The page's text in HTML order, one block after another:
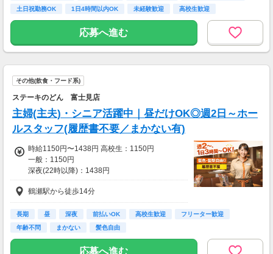
土日祝勤務OK
1日4時間以内OK 未経験歓迎 高校生歓迎
応募へ進む
その他(飲食・フード系)
ステーキのどん 富士見店
主婦(主夫)・シニア活躍中｜昼だけOK◎週2日～ホー
ルスタッフ(履歴書不要／まかない有)
時給1150円〜1438円 高校生：1150円
一般：1150円
深夜(22時以降)：1438円
土日祝日 +50円
＜研修期間：25h有＞
※研修中の一般時給1150円、
※研修中の高校生時給1150円
鶴瀬駅から徒歩14分
長期 昼 深夜 前払いOK 高校生歓迎
フリーター歓迎
年齢不問
まかない 髪色自由
応募へ進む